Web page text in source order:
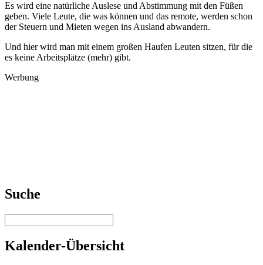
Es wird eine natürliche Auslese und Abstimmung mit den Füßen
geben. Viele Leute, die was können und das remote, werden schon
der Steuern und Mieten wegen ins Ausland abwandern.
Und hier wird man mit einem großen Haufen Leuten sitzen, für die
es keine Arbeitsplätze (mehr) gibt.
Werbung
Suche
Kalender-Übersicht